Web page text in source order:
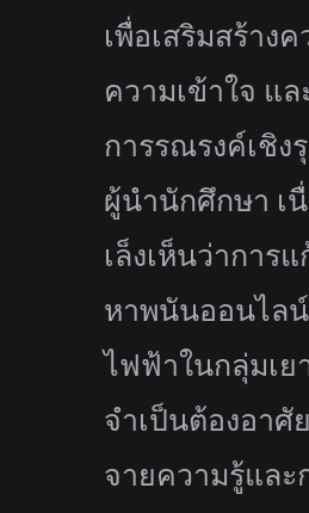
เพื่อเสริมสร้างค
ความเข้าใจ แล
การรณรงค์เชิง
ผู้นำนักศึกษา เ
เล็งเห็นว่าการ
หาพนันออนไล
ไฟฟ้ าในกลุ่มเ
จำเป็นต้องอาศั
จายความรู้และ